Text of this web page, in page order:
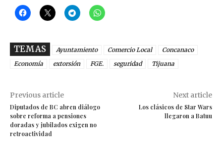
TEMAS Ayuntamiento Comercio Local
Concanaco
Economía
extorsión FGE. seguridad Tijuana
Previous article
Diputados de BC abren diálogo
sobre reforma a pensiones
doradas y jubilados exigen no
retroactividad
Next article
Los clásicos de Star Wars
llegaron a Batuu